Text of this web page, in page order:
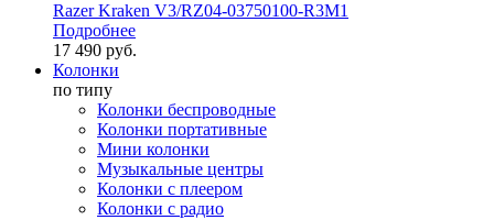
Razer Kraken V3/RZ04-03750100-R3M1
Подробнее
17 490 руб.
Колонки
по типу
Колонки беспроводные
Колонки портативные
Мини колонки
Музыкальные центры
Колонки с плеером
Колонки с радио